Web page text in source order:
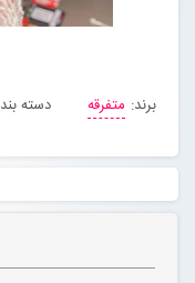
تماس با ما
برند: متفرقه دسته